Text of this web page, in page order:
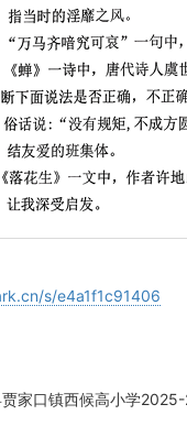
s/e4a1f1c91406
家口镇西候高小学